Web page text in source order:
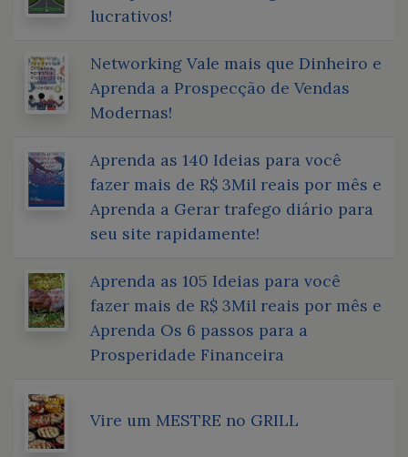
lucrativos!
Networking Vale mais que Dinheiro e
Aprenda a Prospecção de Vendas
Modernas!
Aprenda as 140 Ideias para você
fazer mais de R$ 3Mil reais por mês e
Aprenda a Gerar trafego diário para
seu site rapidamente!
Aprenda as 105 Ideias para você
fazer mais de R$ 3Mil reais por mês e
Aprenda Os 6 passos para a
Prosperidade Financeira
Vire um MESTRE no GRILL